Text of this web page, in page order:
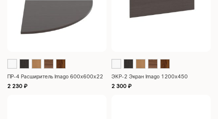
ПР-4 Расширитель Imago 600х600х22
2 230 ₽
ЭКР-2 Экран Imago 1200х450
2 300 ₽